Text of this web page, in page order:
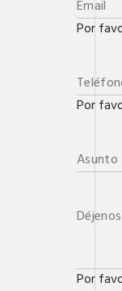
Por
Por
Por